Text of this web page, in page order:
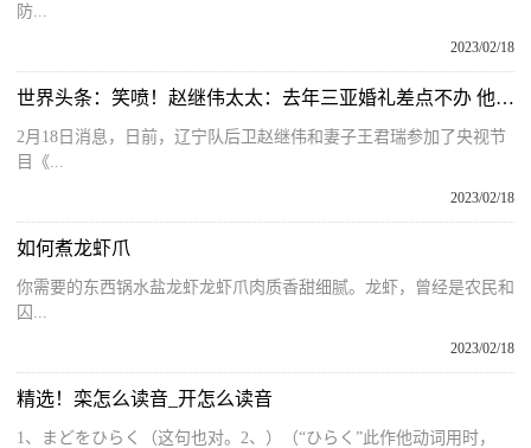
防...
2023/02/18
世界头条：笑喷！赵继伟太太：去年三亚婚礼差点不办 他队友说我到三亚了我俩才交定金
2月18日消息，日前，辽宁队后卫赵继伟和妻子王君瑞参加了央视节
目《...
2023/02/18
如何煮龙虾爪
你需要的东西锅水盐龙虾龙虾爪肉质香甜细腻。龙虾，曾经是农民和
囚...
2023/02/18
精选！栾怎么读音_开怎么读音
1、まどをひらく（这句也对。2、）（“ひらく”此作他动词用时，